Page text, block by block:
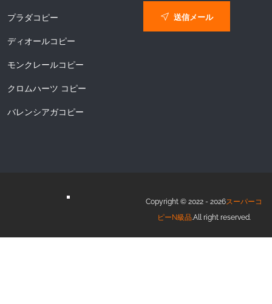
プラダコピー
ディオールコピー
モンクレールコピー
クロムハーツ コピー
バレンシアガコピー
送信メール
Copyright © 2022 - 2026スーパーコ
ピーN級品.All right reserved.